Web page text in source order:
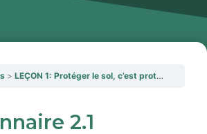
LEÇON 1: Protéger le sol, c’est protéger le climat
2.1